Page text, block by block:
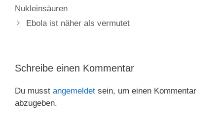
Nukleinsäuren
Ebola ist näher als vermutet
Schreibe einen Kommentar
Du musst angemeldet sein, um einen Kommentar
abzugeben.